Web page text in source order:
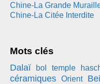
Chine-La Grande
Chine-La Citée Interdite
Mots clés
Dalaï bol temple
céramiques Orient